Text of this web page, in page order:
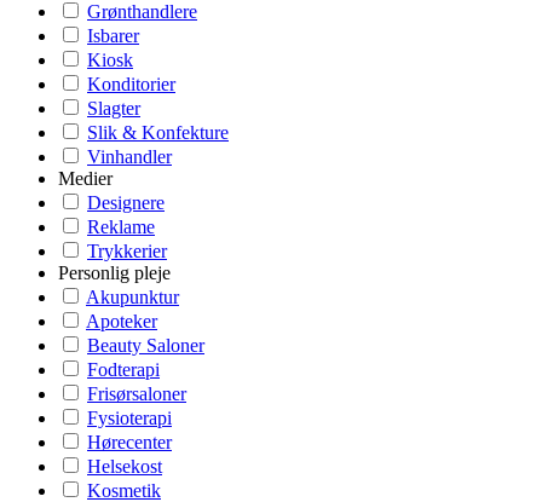
Grønthandlere
Isbarer
Kiosk
Konditorier
Slagter
Slik & Konfekture
Vinhandler
Medier
Designere
Reklame
Trykkerier
Personlig pleje
Akupunktur
Apoteker
Beauty Saloner
Fodterapi
Frisørsaloner
Fysioterapi
Hørecenter
Helsekost
Kosmetik